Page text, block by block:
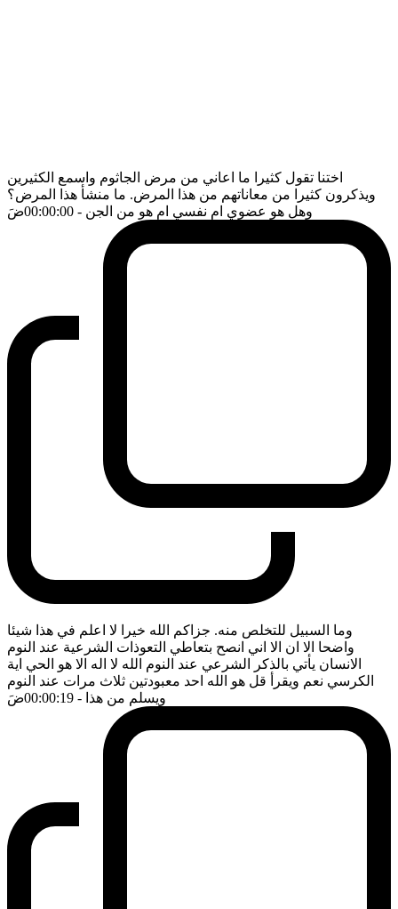
اختنا تقول كثيرا ما اعاني من مرض الجاثوم واسمع الكثيرين
ويذكرون كثيرا من معاناتهم من هذا المرض. ما منشأ هذا المرض؟
وهل هو عضوي ام نفسي ام هو من الجن - 00:00:00 ضَ
وما السبيل للتخلص منه. جزاكم الله خيرا لا اعلم في هذا شيئا
واضحا الا ان الا اني انصح بتعاطي التعوذات الشرعية عند النوم
الانسان يأتي بالذكر الشرعي عند النوم الله لا اله الا هو الحي اية
الكرسي نعم ويقرأ قل هو الله احد معبودتين ثلاث مرات عند النوم
ويسلم من هذا - 00:00:19 ضَ